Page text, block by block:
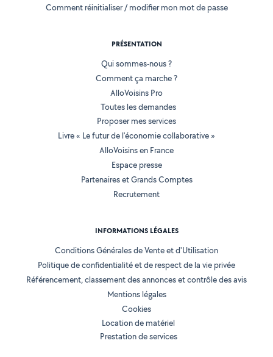
Comment réinitialiser / modifier mon mot de passe
PRÉSENTATION
Qui sommes-nous ?
Comment ça marche ?
AlloVoisins Pro
Toutes les demandes
Proposer mes services
Livre « Le futur de l'économie collaborative »
AlloVoisins en France
Espace presse
Partenaires et Grands Comptes
Recrutement
INFORMATIONS LÉGALES
Conditions Générales de Vente et d'Utilisation
Politique de confidentialité et de respect de la vie privée
Référencement, classement des annonces et contrôle des avis
Mentions légales
Cookies
Location de matériel
Prestation de services